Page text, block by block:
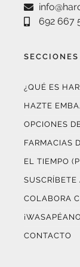
692 667
SECCIONES
¿QUÉ ES
HAZTE
OPCIONES
FARMACIAS
EL TIEMPO
COLABORA
CONTACTO